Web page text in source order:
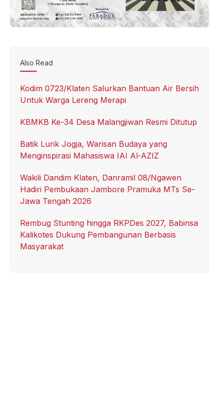
Also Read
Kodim 0723/Klaten Salurkan Bantuan Air Bersih
Untuk Warga Lereng Merapi
KBMKB Ke-34 Desa Malangjiwan Resmi Ditutup
Batik Lurik Jogja, Warisan Budaya yang
Menginspirasi Mahasiswa IAI Al-AZIZ
Wakili Dandim Klaten, Danramil 08/Ngawen
Hadiri Pembukaan Jambore Pramuka MTs Se-
Jawa Tengah 2026
Rembug Stunting hingga RKPDes 2027, Babinsa
Kalikotes Dukung Pembangunan Berbasis
Masyarakat